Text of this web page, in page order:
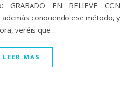
GRABADO EN RELIEVE CON
además conociendo ese método, y
veréis que…
LEER MÁS